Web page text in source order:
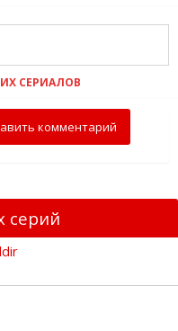
СЕРИАЛОВ
комментарий
серий